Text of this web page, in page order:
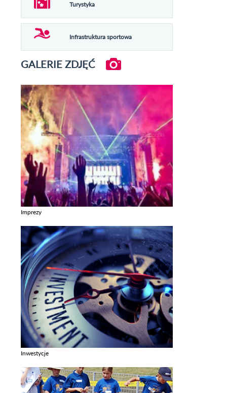
Turystyka
Infrastruktura sportowa
GALERIE ZDJĘĆ
Imprezy
Inwestycje